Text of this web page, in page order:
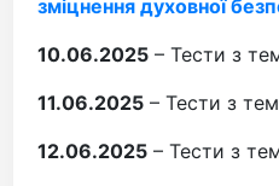
зміцнення духовної
10.06.2025 – Тести з
11.06.2025 – Тести з
12.06.2025 – Тести з